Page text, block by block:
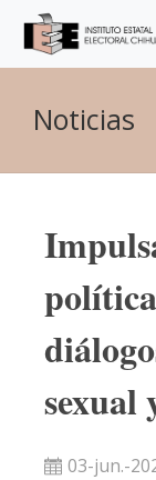
Noticias
sexual
03-jun.-